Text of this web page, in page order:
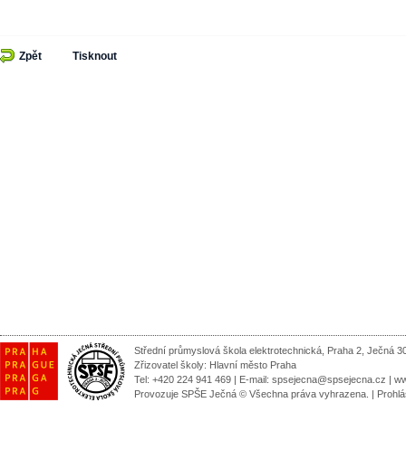
Zpět Tisknout
Střední průmyslová škola elektrotechnická, Praha 2, Ječná
Zřizovatel školy: Hlavní město Praha
Tel: +420 224 941 469 | E-mail: spsejecna@spsejecna.cz |
Provozuje SPŠE Ječná © Všechna práva vyhrazena. |